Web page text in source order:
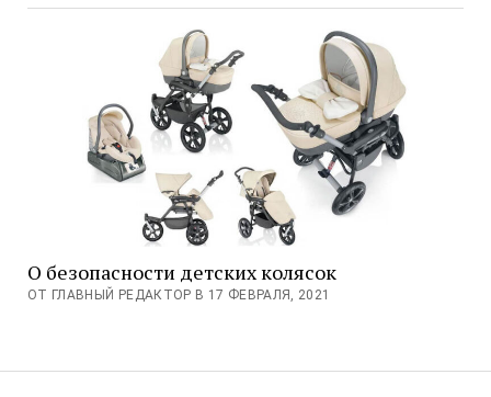
О безопасности детских колясок
ОТ ГЛАВНЫЙ РЕДАКТОР В 17 ФЕВРАЛЯ, 2021